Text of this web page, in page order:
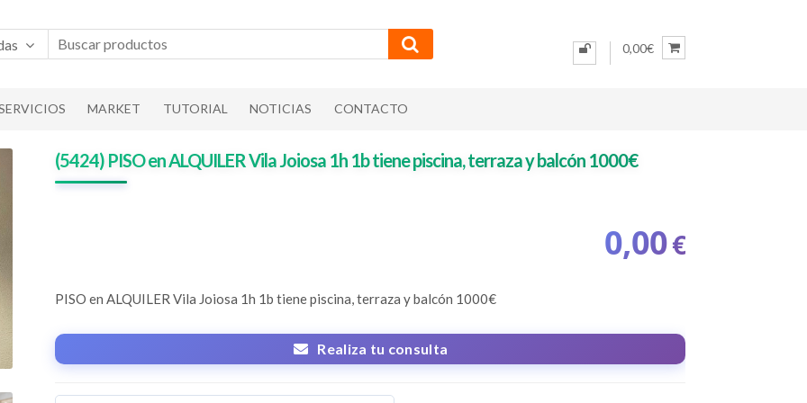
0,00€
MARKET TUTORIAL NOTICIAS CONTACTO
(5424) PISO en ALQUILER Vila Joiosa 1h 1b tiene piscina, terraza y balcón 1000€
0,00€
PISO en ALQUILER Vila Joiosa 1h 1b tiene piscina, terraza y balcón 1000€
Realiza tu consulta